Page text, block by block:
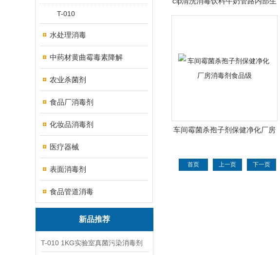
T-010
水处理消毒
中药材黄曲霉毒素降解
农业杀菌剂
食品厂消毒剂
化妆品消毒剂
医疗器械
表面消毒剂
食品管道消毒
新品推荐
T-010 1KG实验室真菌污染消毒剂
物膜消毒剂
车间霉菌杀孢子剂保健净化厂房
首页 上一页 下一页